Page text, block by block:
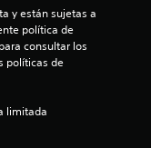
y están sujetas a
política de
consultar los
políticas de
limitada